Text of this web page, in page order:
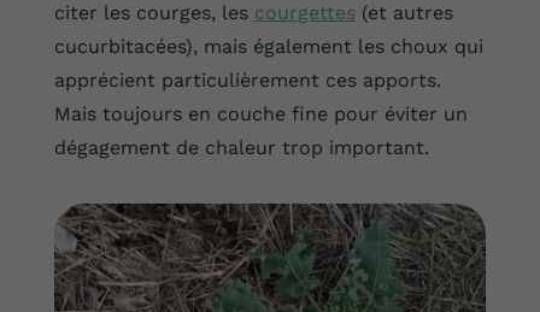
citer les courges, les courgettes(et autres
cucurbitacées), mais également les choux qui
apprécient particulièrement ces apports.
Mais toujours en couche fine pour éviter un
dégagement de chaleur trop important.